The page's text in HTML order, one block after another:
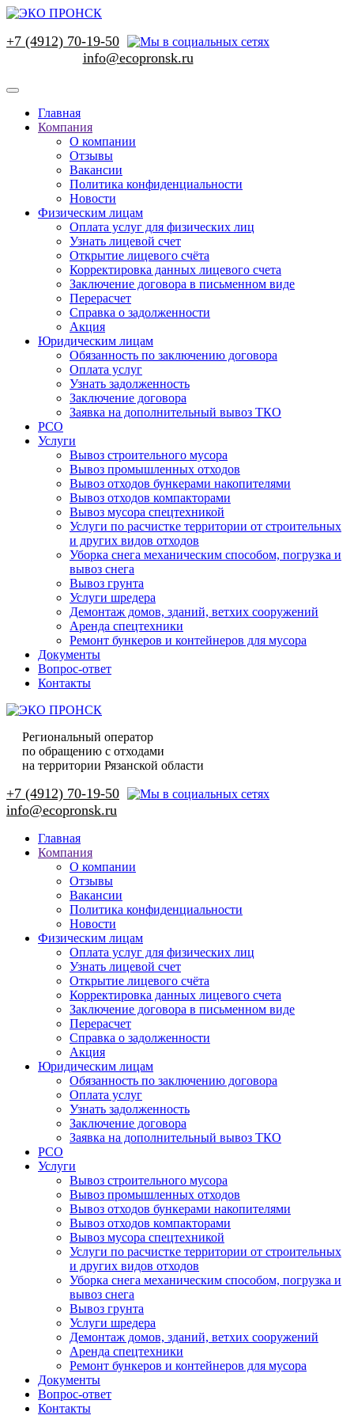
+7 (4912) 70-19-50
Главная
Компания
О компании
Отзывы
Вакансии
Политика конфиденциальности
Новости
Физическим лицам
Оплата услуг для физических лиц
Узнать лицевой счет
Открытие лицевого счёта
Корректировка данных лицевого счета
Заключение договора в письменном виде
Перерасчет
Справка о задолженности
Акция
Юридическим лицам
Обязанность по заключению договора
Оплата услуг
Узнать задолженность
Заключение договора
Заявка на дополнительный вывоз ТКО
РСО
Услуги
Вывоз строительного мусора
Вывоз промышленных отходов
Вывоз отходов бункерами накопителями
Вывоз отходов компакторами
Вывоз мусора спецтехникой
Услуги по расчистке территории от строительных
и других видов отходов
Уборка снега механическим способом, погрузка и
вывоз снега
Вывоз грунта
Услуги шредера
Демонтаж домов, зданий, ветхих сооружений
Аренда спецтехники
Ремонт бункеров и контейнеров для мусора
Документы
Вопрос-ответ
Контакты
Региональный оператор
по обращению с отходами
на территории Рязанской области
+7 (4912) 70-19-50
Главная
Компания
О компании
Отзывы
Вакансии
Политика конфиденциальности
Новости
Физическим лицам
Оплата услуг для физических лиц
Узнать лицевой счет
Открытие лицевого счёта
Корректировка данных лицевого счета
Заключение договора в письменном виде
Перерасчет
Справка о задолженности
Акция
Юридическим лицам
Обязанность по заключению договора
Оплата услуг
Узнать задолженность
Заключение договора
Заявка на дополнительный вывоз ТКО
РСО
Услуги
Вывоз строительного мусора
Вывоз промышленных отходов
Вывоз отходов бункерами накопителями
Вывоз отходов компакторами
Вывоз мусора спецтехникой
Услуги по расчистке территории от строительных
и других видов отходов
Уборка снега механическим способом, погрузка и
вывоз снега
Вывоз грунта
Услуги шредера
Демонтаж домов, зданий, ветхих сооружений
Аренда спецтехники
Ремонт бункеров и контейнеров для мусора
Документы
Вопрос-ответ
Контакты